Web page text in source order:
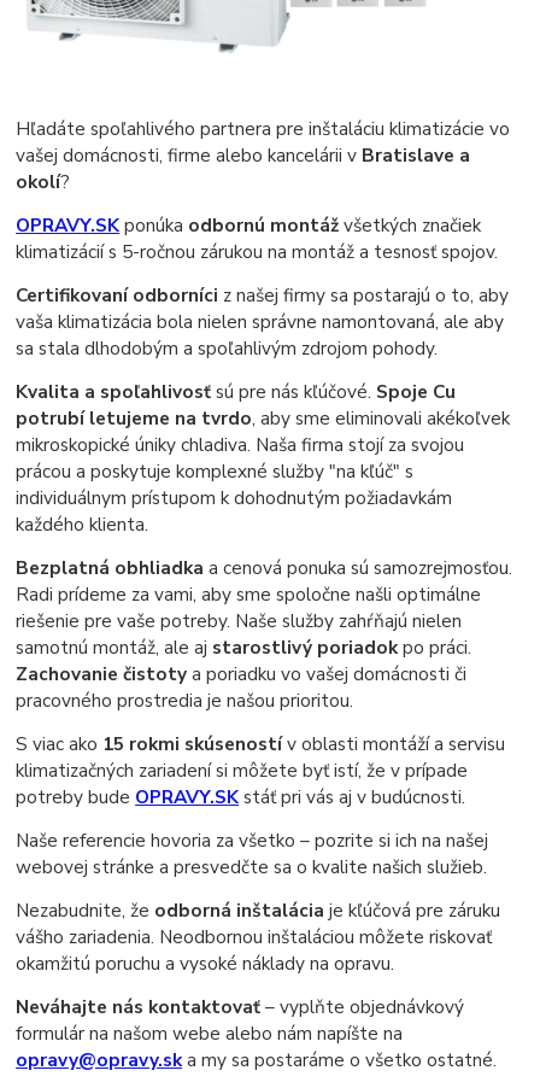
Hľadáte spoľahlivého partnera pre inštaláciu klimatizácie vo
vašej domácnosti, firme alebo kancelárii v Bratislave a
okolí?
OPRAVY.SKponúka odbornú montážvšetkých značiek
klimatizácií s 5-ročnou zárukou na montáž a tesnosť spojov.
Certifikovaní odborníci z našej firmy sa postarajú o to, aby
vaša klimatizácia bola nielen správne namontovaná, ale aby
sa stala dlhodobým a spoľahlivým zdrojom pohody.
Kvalita a spoľahlivosťsú pre nás kľúčové. Spoje Cu
potrubí letujeme na tvrdo, aby sme eliminovali akékoľvek
mikroskopické úniky chladiva. Naša firma stojí za svojou
prácou a poskytuje komplexné služby "na kľúč" s
individuálnym prístupom k dohodnutým požiadavkám
každého klienta.
Bezplatná obhliadka a cenová ponuka sú samozrejmosťou.
Radi prídeme za vami, aby sme spoločne našli optimálne
riešenie pre vaše potreby. Naše služby zahŕňajú nielen
samotnú montáž, ale aj starostlivý poriadokpo práci.
Zachovanie čistotya poriadku vo vašej domácnosti či
pracovného prostredia je našou prioritou.
S viac ako 15 rokmi skúsenostív oblasti montáží a servisu
klimatizačných zariadení si môžete byť istí, že v prípade
potreby bude OPRAVY.SKstáť pri vás aj v budúcnosti.
Naše referencie hovoria za všetko – pozrite si ich na našej
webovej stránke a presvedčte sa o kvalite našich služieb.
Nezabudnite, že odborná inštalácia je kľúčová pre záruku
vášho zariadenia. Neodbornou inštaláciou môžete riskovať
okamžitú poruchu a vysoké náklady na opravu.
Neváhajte nás kontaktovať– vyplňte objednávkový
formulár na našom webe alebo nám napíšte na
opravy@opravy.ska my sa postaráme o všetko ostatné.